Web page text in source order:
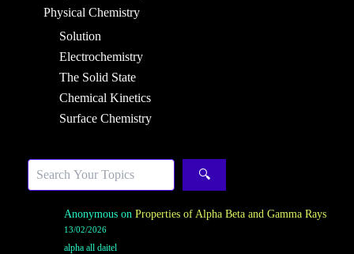
Physical Chemistry
Solution
Electrochemistry
The Solid State
Chemical Kinetics
Surface Chemistry
🔍
Anonymouson Properties of Alpha Beta and Gamma Rays
13/02/2026
alpha all daitel